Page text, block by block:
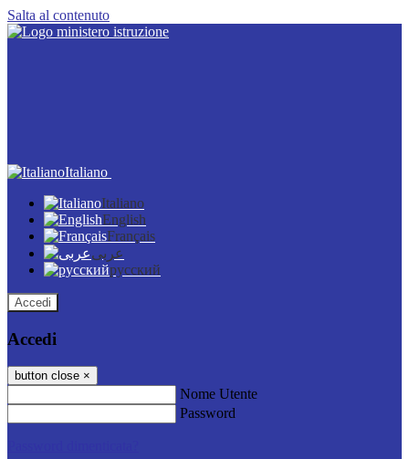
Salta al contenuto
Italiano
Italiano
English
Français
عربى
русский
Accedi
Accedi
button close ×
Nome Utente
Password